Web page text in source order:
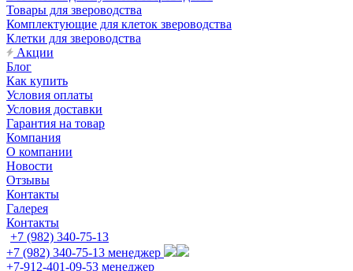
Товары для звероводства
Комплектующие для клеток звероводства
Клетки для звероводства
Акции
Блог
Как купить
Условия оплаты
Условия доставки
Гарантия на товар
Компания
О компании
Новости
Отзывы
Контакты
Галерея
Контакты
+7 (982) 340-75-13
+7 (982) 340-75-13 менеджер
+7-912-401-09-53 менеджер